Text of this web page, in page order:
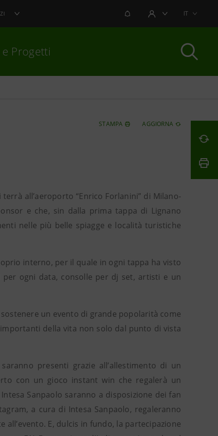
NOTIFICHEAREA UTENTEIT
e Progetti
STAMPA AGGIORNA
all’aeroporto “Enrico Forlanini” di Milano-
e che, sin dalla prima tappa di Lignano
nelle più belle spiagge e località turistiche
interno, per il quale in ogni tappa ha visto
ogni data, consolle per dj set, artisti e un
un evento di grande popolarità come
della vita non solo dal punto di vista
presenti grazie all’allestimento di un
con un gioco instant win che regalerà un
Sanpaolo saranno a disposizione dei fan
a cura di Intesa Sanpaolo, regaleranno
all’evento. E, dulcis in fundo, la partecipazione